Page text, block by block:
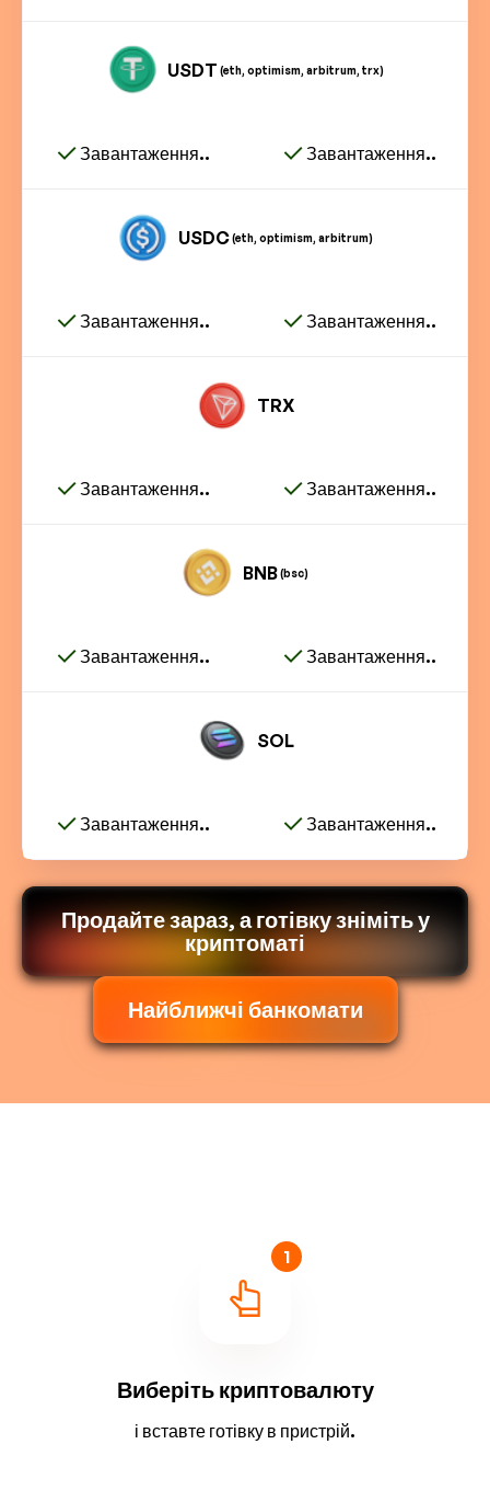
USDT (eth, optimism, arbitrum, trx)
Завантаження.. Завантаження..
USDC(eth, optimism, arbitrum)
Завантаження.. Завантаження..
TRX
Завантаження.. Завантаження..
BNB(bsc)
Завантаження.. Завантаження..
SOL
Завантаження.. Завантаження..
Продайте зараз, а готівку зніміть у
криптоматі
Найближчі банкомати
1
Виберіть криптовалюту
і вставте готівку в пристрій.